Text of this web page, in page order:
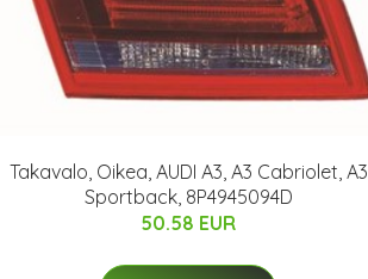
Takavalo, Oikea, AUDI A3, A3 Cabriolet, A3
Sportback, 8P4945094D
50.58 EUR